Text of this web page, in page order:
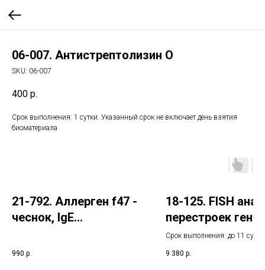
06-007. Антистрептолизин О
SKU: 06-007
400 р.
Срок выполнения: 1 сутки. Указанный срок не включает день взятия
биоматериала
21-792. Аллерген f47 -
чеснок, IgE
990 р.
18-125. FISH
перестроек гена
PDGFR?
Срок выполнения: до 11 суток.
взятия биоматериала
9 380 р.